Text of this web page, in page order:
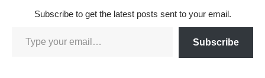
Subscribe to get the latest posts sent to your email.
Subscribe